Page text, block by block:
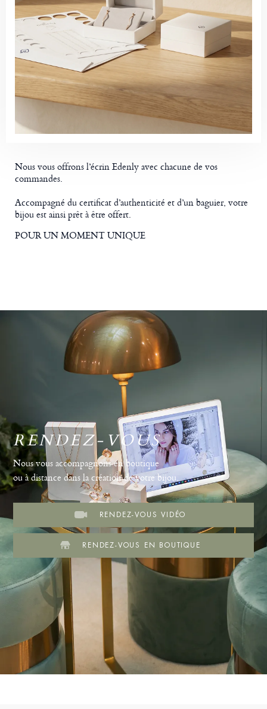
Nous vous offrons l’écrin Edenly avec chacune de vos
commandes.
Accompagné du certificat d’authenticité et d’un baguier, votre
bijou est ainsi prêt à être offert.
POUR UN MOMENT UNIQUE
RENDEZ-VOUS
Nous vous accompagnons en boutique
ou à distance dans la création de votre bijou.
RENDEZ-VOUS VIDÉO
RENDEZ-VOUS EN BOUTIQUE